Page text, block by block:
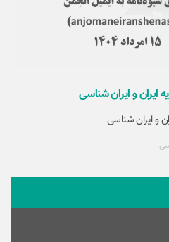
ایران و ایران شناسی
و ایران شناسی